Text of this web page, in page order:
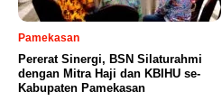
Pamekasan
Pererat Sinergi, BSN Silaturahmi
dengan Mitra Haji dan KBIHU se-
Kabupaten Pamekasan